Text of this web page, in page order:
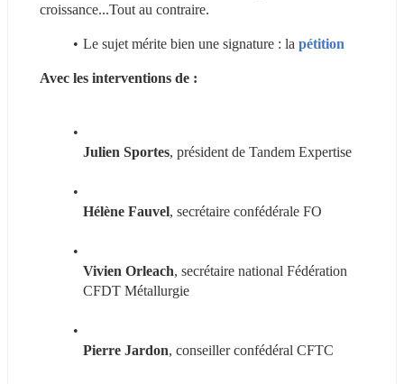
croissance...Tout au contraire.
Le sujet mérite bien une signature : la pétition
Avec les interventions de :
Julien Sportes, président de Tandem Expertise
Hélène Fauvel, secrétaire confédérale FO
Vivien Orleach, secrétaire national Fédération
CFDT Métallurgie
Pierre Jardon, conseiller confédéral CFTC